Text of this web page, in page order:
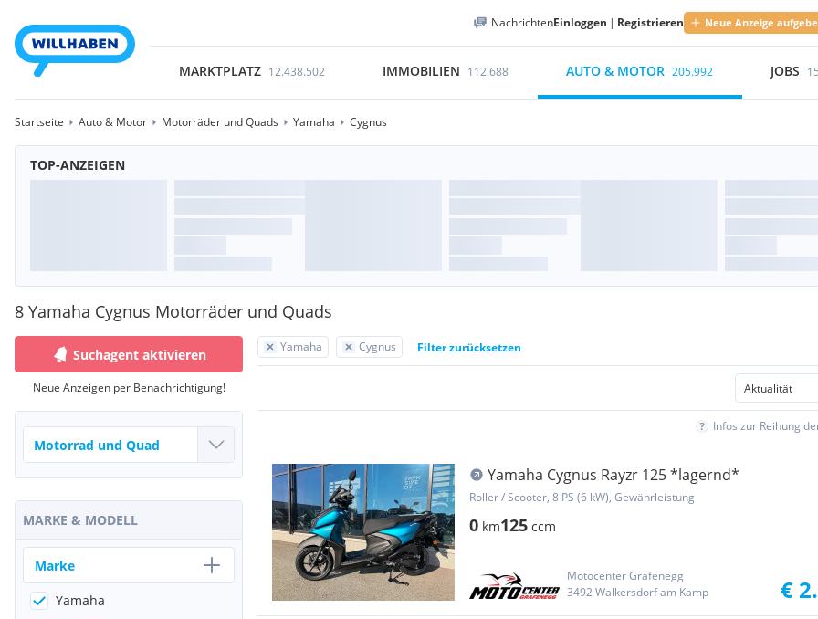
NachrichtenEinloggen | Registrieren Neue Anzeige
MARKTPLATZ 12.438.502 IMMOBILIEN 112.688 AUTO & MOTOR 205.992 JOBS
Startseite Auto & Motor Motorräder und Quads Yamaha Cygnus
TOP-ANZEIGEN
8 Yamaha Cygnus Motorräder und Quads
Yamaha Cygnus Filter zurücksetzen
Infos zur Reihung
Yamaha Cygnus Rayzr 125 *lagernd*
Roller / Scooter, 8 PS (6 kW), Gewährleistung
0 km125 ccm
Motocenter Grafenegg
3492 Walkersdorf am Kamp
€
Suchagent aktivieren
Neue Anzeigen per Benachrichtigung!
MARKE & MODELL
Marke
Yamaha